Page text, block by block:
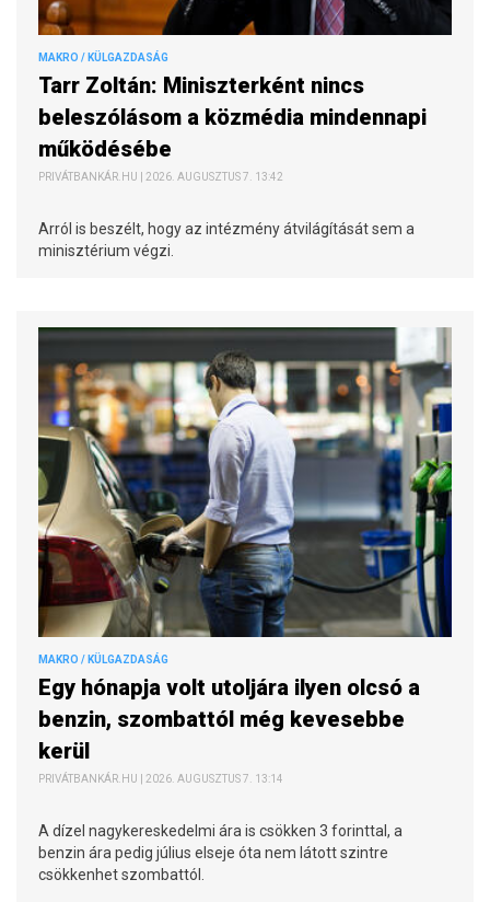
MAKRO / KÜLGAZDASÁG
Tarr Zoltán: Miniszterként nincs
beleszólásom a közmédia mindennapi
működésébe
PRIVÁTBANKÁR.HU | 2026. AUGUSZTUS 7. 13:42
Arról is beszélt, hogy az intézmény átvilágítását sem a
minisztérium végzi.
MAKRO / KÜLGAZDASÁG
Egy hónapja volt utoljára ilyen olcsó a
benzin, szombattól még kevesebbe
kerül
PRIVÁTBANKÁR.HU | 2026. AUGUSZTUS 7. 13:14
A dízel nagykereskedelmi ára is csökken 3 forinttal, a
benzin ára pedig július elseje óta nem látott szintre
csökkenhet szombattól.